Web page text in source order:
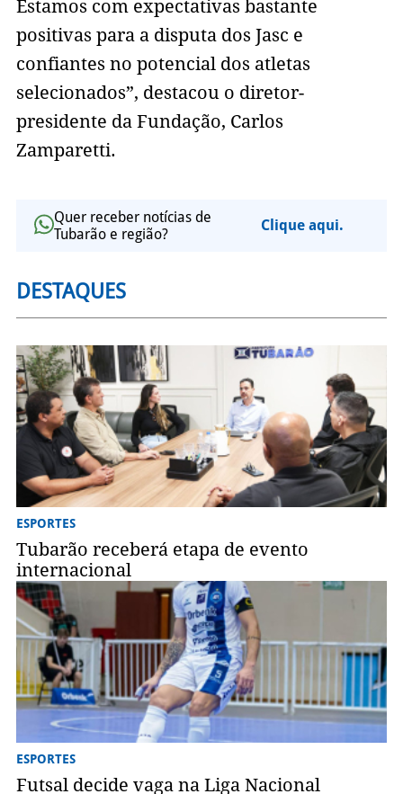
Estamos com expectativas bastante
positivas para a disputa dos Jasc e
confiantes no potencial dos atletas
selecionados”, destacou o diretor-
presidente da Fundação, Carlos
Zamparetti.
Quer receber notícias de
Tubarão e região?
Clique aqui.
DESTAQUES
ESPORTES
Tubarão receberá etapa de evento
internacional
ESPORTES
Futsal decide vaga na Liga Nacional